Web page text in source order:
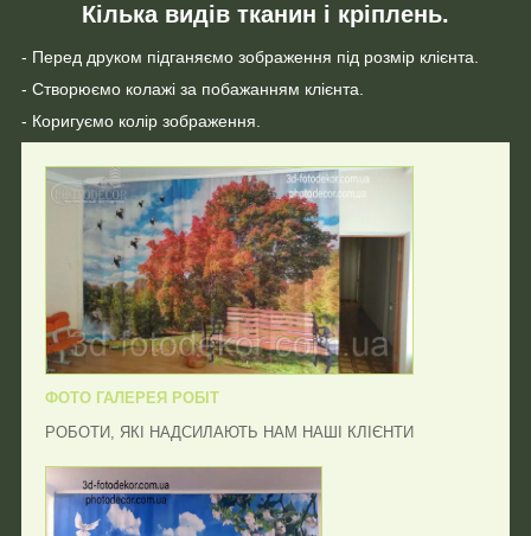
Кілька видів тканин і кріплень.
- Перед друком підганяємо зображення під розмір клієнта.
- Створюємо колажі за побажанням клієнта.
- Коригуємо колір зображення.
ФОТО ГАЛЕРЕЯ РОБІТ
РОБОТИ, ЯКІ НАДСИЛАЮТЬ НАМ НАШІ КЛІЄНТИ